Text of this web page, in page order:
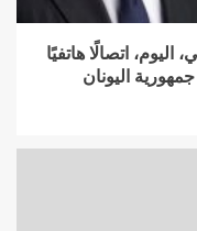
اتصالًا هاتفيًا
اليونان